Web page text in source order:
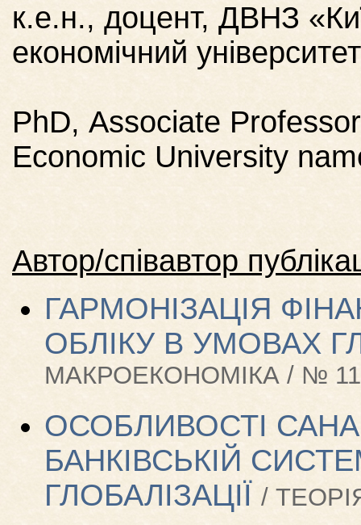
к.е.н., доцент, ДВНЗ
економічний
PhD, Аssociate
Economic University
Автор/співавтор
ГАРМОНІЗАЦІЯ
ОБЛІКУ В УМОВАХ
МАКРОЕКОНОМІКА / №
ОСОБЛИВОСТІ
БАНКІВСЬКІЙ
ГЛОБАЛІЗАЦІЇ /